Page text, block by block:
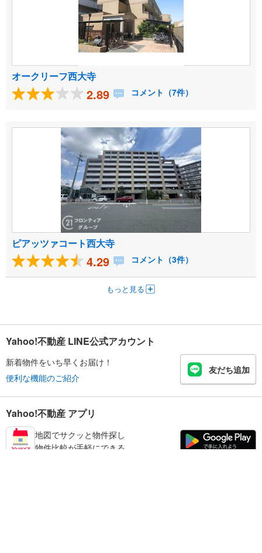
オークリーフ西大寺
2.89 コメント（7件）
ピアッツァコート西大寺
4.29 コメント（3件）
もっと見る
Yahoo!不動産 LINE公式アカウント
新着物件をいち早くお届け！
便利な機能のご紹介
友だち追加
Yahoo!不動産 アプリ
地図でサクッと物件探し
物件比較が手軽にできる